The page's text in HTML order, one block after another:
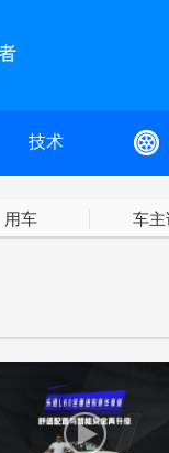
技术
用车 车主